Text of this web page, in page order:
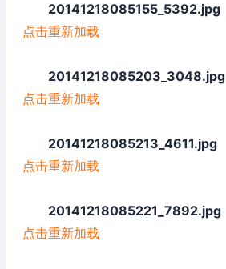
20141218085155_5392.jpg
点击重新加载
20141218085203_3048.jpg
点击重新加载
20141218085213_4611.jpg
点击重新加载
20141218085221_7892.jpg
点击重新加载